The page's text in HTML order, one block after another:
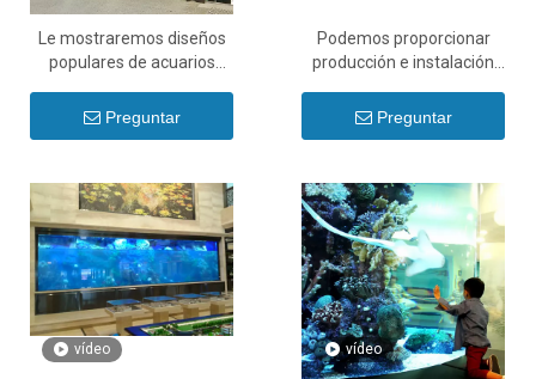
Le mostraremos diseños
populares de acuarios
Preguntar
Podemos proporcionar
producción e instalación
acuarios grandes - Leyu
Preguntar
vídeo vídeo